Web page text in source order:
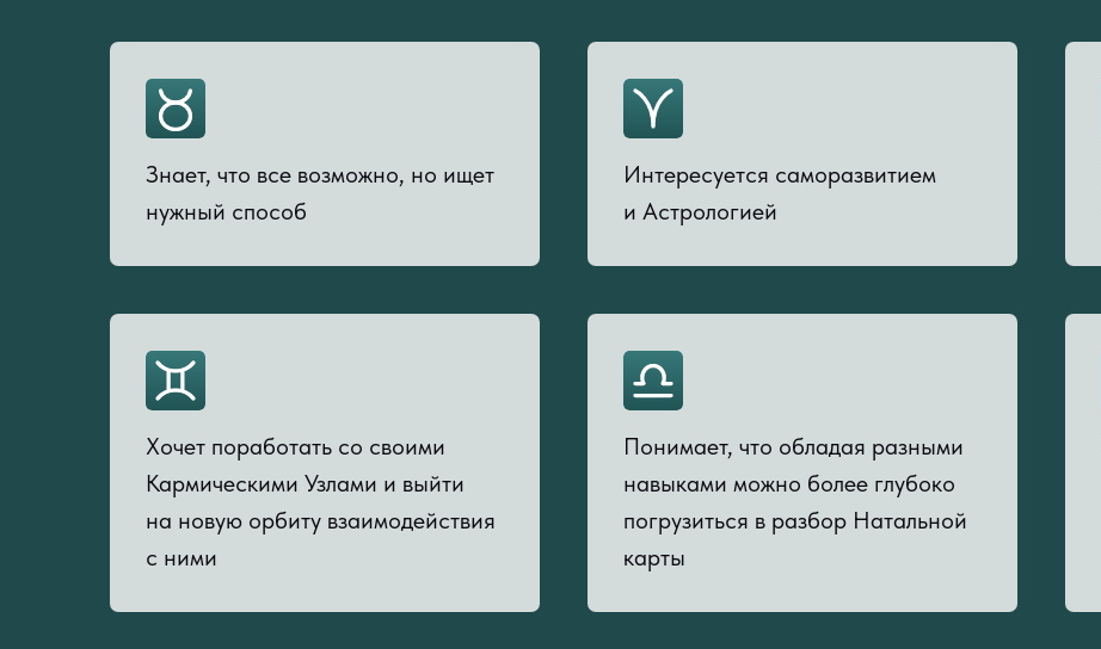
Знает, что все возможно, но ищет
нужный способ
Интересуется саморазвитием
и Астрологией
Понимает, что обладая разными
навыками можно более глубоко
погрузиться в разбор Натальной
карты
Хочет поработать со своими
Кармическими Узлами и выйти
на новую орбиту взаимодействия
с ними